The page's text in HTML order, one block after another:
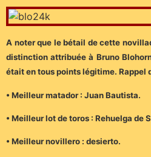
A noter que le bétail de cette
distinction attribuée à Bruno
était en tous points légitime. Rappel
• Meilleur matador : Juan Bautista.
• Meilleur lot de toros : Rehuelga de
• Meilleur novillero : desierto.